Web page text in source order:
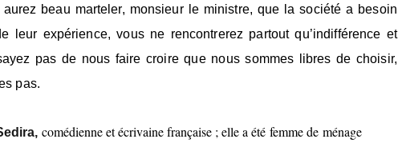
aurez beau marteler, monsieur le ministre, que la société a besoin
leur expérience, vous ne rencontrerez partout qu’indifférence et
pas de nous faire croire que nous sommes libres de choisir,
pas.
comédienne et écrivaine française ; elle a été femme de ménage